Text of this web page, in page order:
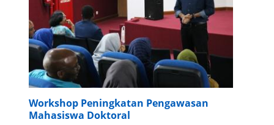
Workshop Peningkatan Pengawasan
Mahasiswa Doktoral